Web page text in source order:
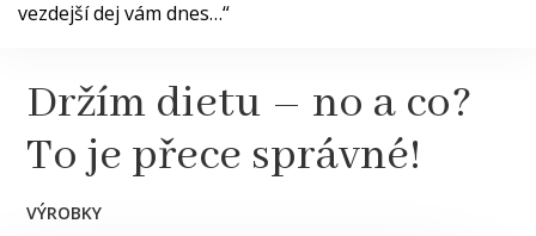
vezdejší dej vám dnes…“
Držím dietu – no a co?
To je přece správné!
VÝROBKY